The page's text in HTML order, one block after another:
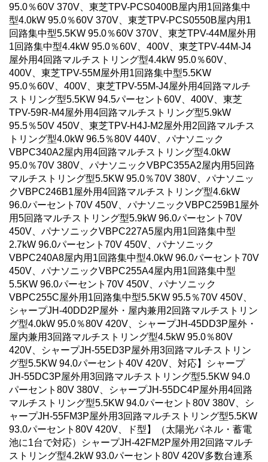
95.0％60V 370V、東芝TPV-PCS0400B屋内用1回路集中
型4.0kW 95.0％60V 370V、東芝TPV-PCS0550B屋内用1
回路集中型5.5KW 95.0％60V 370V、東芝TPV-44M屋外用
1回路集中型4.4kW 95.0％60V、400V、東芝TPV-44M-J4
屋外用4回路マルチストリング型4.4kW 95.0％60V、
400V、東芝TPV-55M屋外用1回路集中型5.5KW
95.0％60V、400V、東芝TPV-55M-J4屋外用4回路マルチ
ストリング型5.5KW 94.5パーセント60V、400V、東芝
TPV-59R-M4屋外用4回路マルチストリング型5.9kW
95.5％50V 450V、東芝TPV-H4J-M2屋外用2回路マルチス
トリング型4.0kW 96.5％80V 440V、パナソニック
VBPC340A2屋内用4回路マルチストリング型4.0kW
95.0％70V 380V、パナソニックVBPC355A2屋内用5回路
マルチストリング型5.5KW 95.0％70V 380V、パナソニッ
クVBPC246B1屋外用4回路マルチストリング型4.6kW
96.0パーセント70V 450V、パナソニックVBPC259B1屋外
用5回路マルチストリング型5.9kW 96.0パーセント70V
450V、パナソニックVBPC227A5屋内用1回路集中型
2.7kW 96.0パーセント70V 450V、パナソニック
VBPC240A8屋内用1回路集中型4.0kW 96.0パーセント70V
450V、パナソニックVBPC255A4屋内用1回路集中型
5.5KW 96.0パーセント70V 450V、パナソニック
VBPC255C屋外用1回路集中型5.5KW 95.5％70V 450V、
シャープJH-40DD2P屋外・屋内兼用2回路マルチストリン
グ型4.0kW 95.0％80V 420V、シャープJH-45DD3P屋外・
屋内兼用3回路マルチストリング型4.5kW 95.0％80V
420V、シャープJH-55ED3P屋外用3回路マルチストリン
グ型5.5KW 94.0パーセント40V 420V、対応】シャープ
JH-55DC3P屋外用3回路マルチストリング型5.5KW 94.0
パーセント80V 380V、シャープJH-55DC4P屋外用4回路
マルチストリング型5.5KW 94.0パーセント80V 380V、シ
ャープJH-55FM3P屋外用3回路マルチストリング型5.5KW
93.0パーセント80V 420V、ド型】（太陽光パネル・蓄電
池に1台で対応）シャープJH-42FM2P屋外用2回路マルチ
ストリング型4.2kW 93.0パーセント80V 420V多数台連系